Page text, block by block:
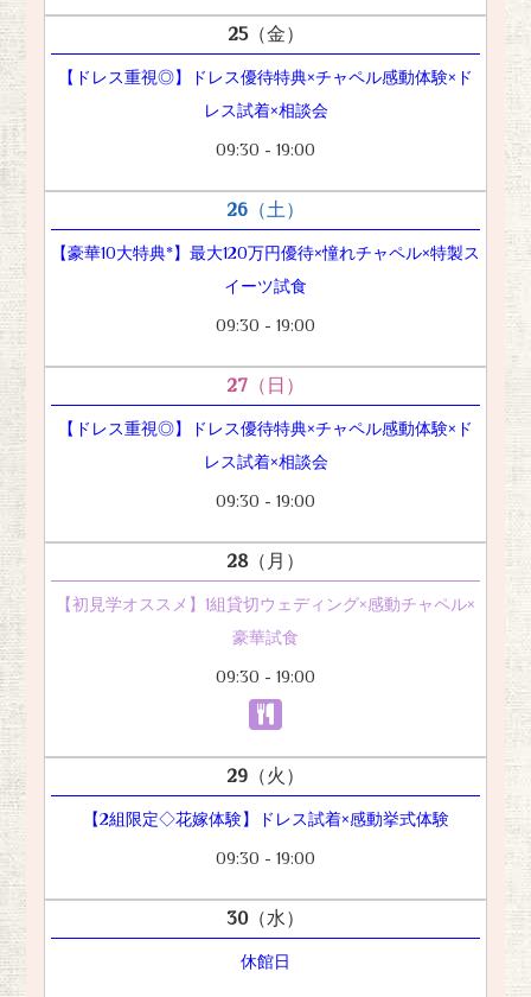
25（金）
【ドレス重視◎】ドレス優待特典×チャペル感動体験×ド
レス試着×相談会
09:30 - 19:00
26 （土）
【豪華10大特典*】最大120万円優待×憧れチャペル×特製ス
イーツ試食
09:30 - 19:00
27 （日）
【ドレス重視◎】ドレス優待特典×チャペル感動体験×ド
レス試着×相談会
09:30 - 19:00
28（月）
【初見学オススメ】1組貸切ウェディング×感動チャペル×
豪華試食
09:30 - 19:00
29 （火）
【2組限定◇花嫁体験】ドレス試着×感動挙式体験
09:30 - 19:00
30（水）
休館日